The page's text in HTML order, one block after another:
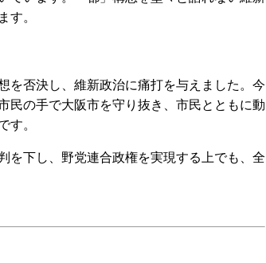
す。
否決し、維新政治に痛打を与えました。今
民の手で大阪市を守り抜き、市民とともに動
す。
下し、野党連合政権を実現する上でも、全